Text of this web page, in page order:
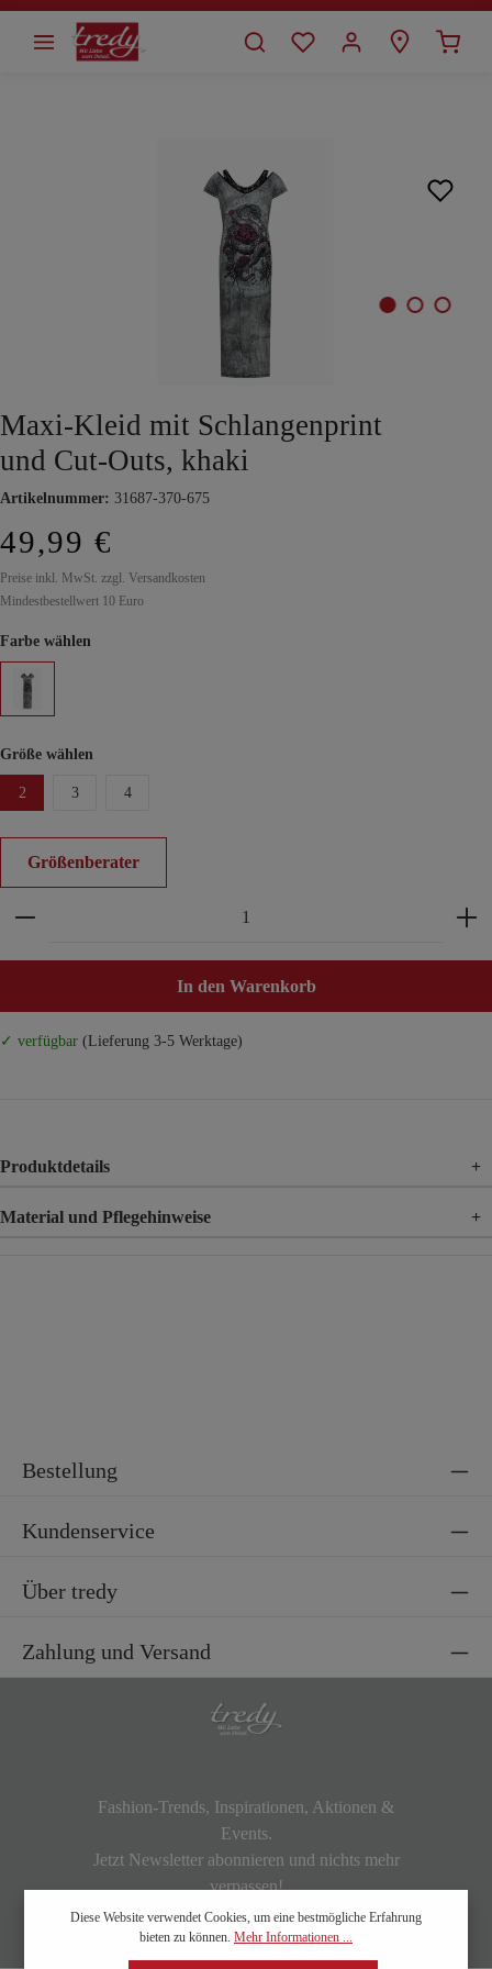
springen
Maxi-Kleid mit Schlangenprint
und Cut-Outs, khaki
Artikelnummer: 31687-370-675
49,99 €
Preise inkl. MwSt. zzgl. Versandkosten
Mindestbestellwert 10 Euro
Farbe wählen
Größe wählen
2 3 4
Größenberater
Produkt Anzahl: Gib den gewünschten Wert ein
In den Warenkorb
✓ verfügbar (Lieferung 3-5 Werktage)
Produktdetails +
Material und Pflegehinweise +
Bestellung
Kundenservice
Über tredy
Zahlung und Versand
Fashion-Trends, Inspirationen, Aktionen &
Events.
Jetzt Newsletter abonnieren und nichts mehr
verpassen!
Diese Website verwendet Cookies, um eine bestmögliche Erfahrung
bieten zu können. Mehr Informationen ...